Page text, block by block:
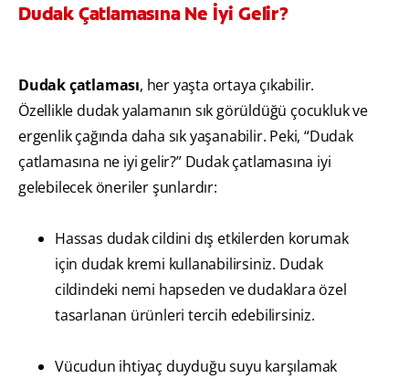
Dudak Çatlamasına Ne İyi Gelir?
Dudak çatlaması, her yaşta ortaya çıkabilir.
Özellikle dudak yalamanın sık görüldüğü çocukluk ve
ergenlik çağında daha sık yaşanabilir. Peki, “Dudak
çatlamasına ne iyi gelir?” Dudak çatlamasına iyi
gelebilecek öneriler şunlardır:
Hassas dudak cildini dış etkilerden korumak
için dudak kremi kullanabilirsiniz. Dudak
cildindeki nemi hapseden ve dudaklara özel
tasarlanan ürünleri tercih edebilirsiniz.
Vücudun ihtiyaç duyduğu suyu karşılamak